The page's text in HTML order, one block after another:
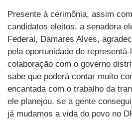
Presente à cerimônia, assim
candidatos eleitos, a senadora
Federal, Damares Alves,
pela oportunidade de
colaboração com o governo
sabe que poderá contar muito
encantada com o trabalho da
ele planejou, se a gente
já mudamos a vida do povo no